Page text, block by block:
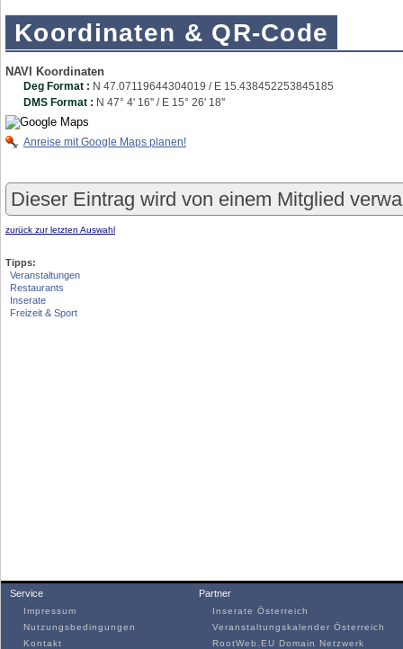
Koordinaten & QR-Code
NAVI Koordinaten
Deg Format : N 47.07119644304019 / E 15.438452253845185
DMS Format : N 47° 4' 16'' / E 15° 26' 18''
Anreise mit Google Maps planen!
Dieser Eintrag wird von einem Mitglied
zurück zur letzten Auswahl
Tipps:
Veranstaltungen
Restaurants
Inserate
Freizeit & Sport
Service
Impressum
Nutzungsbedingungen
Kontakt
Partner
Inserate Österreich
Veranstaltungskalender Österreich
RootWeb.EU Domain Netzwerk